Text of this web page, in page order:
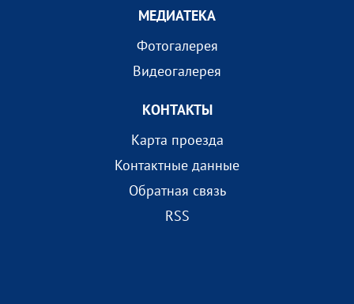
МEДИАТEКА
Фотогалерея
Видеогалерея
КОНТАКТЫ
Карта проезда
Контактные данные
Обратная связь
RSS